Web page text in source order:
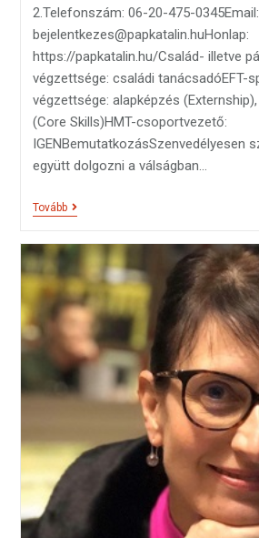
2.Telefonszám: 06-20-475-0345Email:
bejelentkezes@papkatalin.huHonlap:
https://papkatalin.hu/Család- illetve
végzettsége: családi tanácsadóEFT-
végzettsége: alapképzés
(Core Skills)HMT-csoportvezető:
IGENBemutatkozásSzenvedélyesen
együtt dolgozni a válságban…
Tovább